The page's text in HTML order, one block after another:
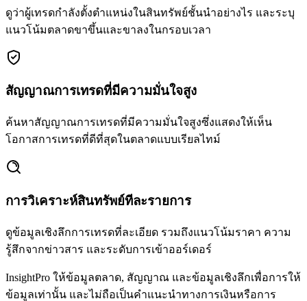
ดูว่าผู้เทรดกำลังตั้งตำแหน่งในสินทรัพย์ชั้นนำอย่างไร และระบุ
แนวโน้มตลาดขาขึ้นและขาลงในกรอบเวลา
สัญญาณการเทรดที่มีความมั่นใจสูง
ค้นหาสัญญาณการเทรดที่มีความมั่นใจสูงซึ่งแสดงให้เห็น
โอกาสการเทรดที่ดีที่สุดในตลาดแบบเรียลไทม์
การวิเคราะห์สินทรัพย์ทีละรายการ
ดูข้อมูลเชิงลึกการเทรดที่ละเอียด รวมถึงแนวโน้มราคา ความ
รู้สึกจากข่าวสาร และระดับการเข้าออร์เดอร์
InsightPro ให้ข้อมูลตลาด, สัญญาณ และข้อมูลเชิงลึกเพื่อการให้
ข้อมูลเท่านั้น และไม่ถือเป็นคำแนะนำทางการเงินหรือการ